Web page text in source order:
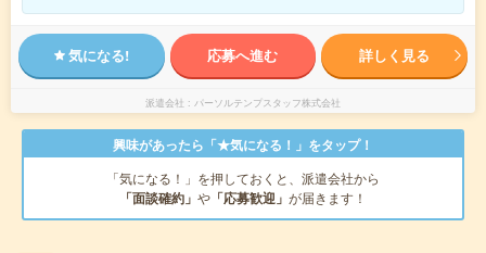
気になる! 応募へ進む 詳しく見る
派遣会社 パーソルテンプスタッフ株式会社
興味があったら「★気になる！」をタップ！
「気になる！」を押しておくと、派遣会社から
「面談確約」 や 「応募歓迎」 が届きます！